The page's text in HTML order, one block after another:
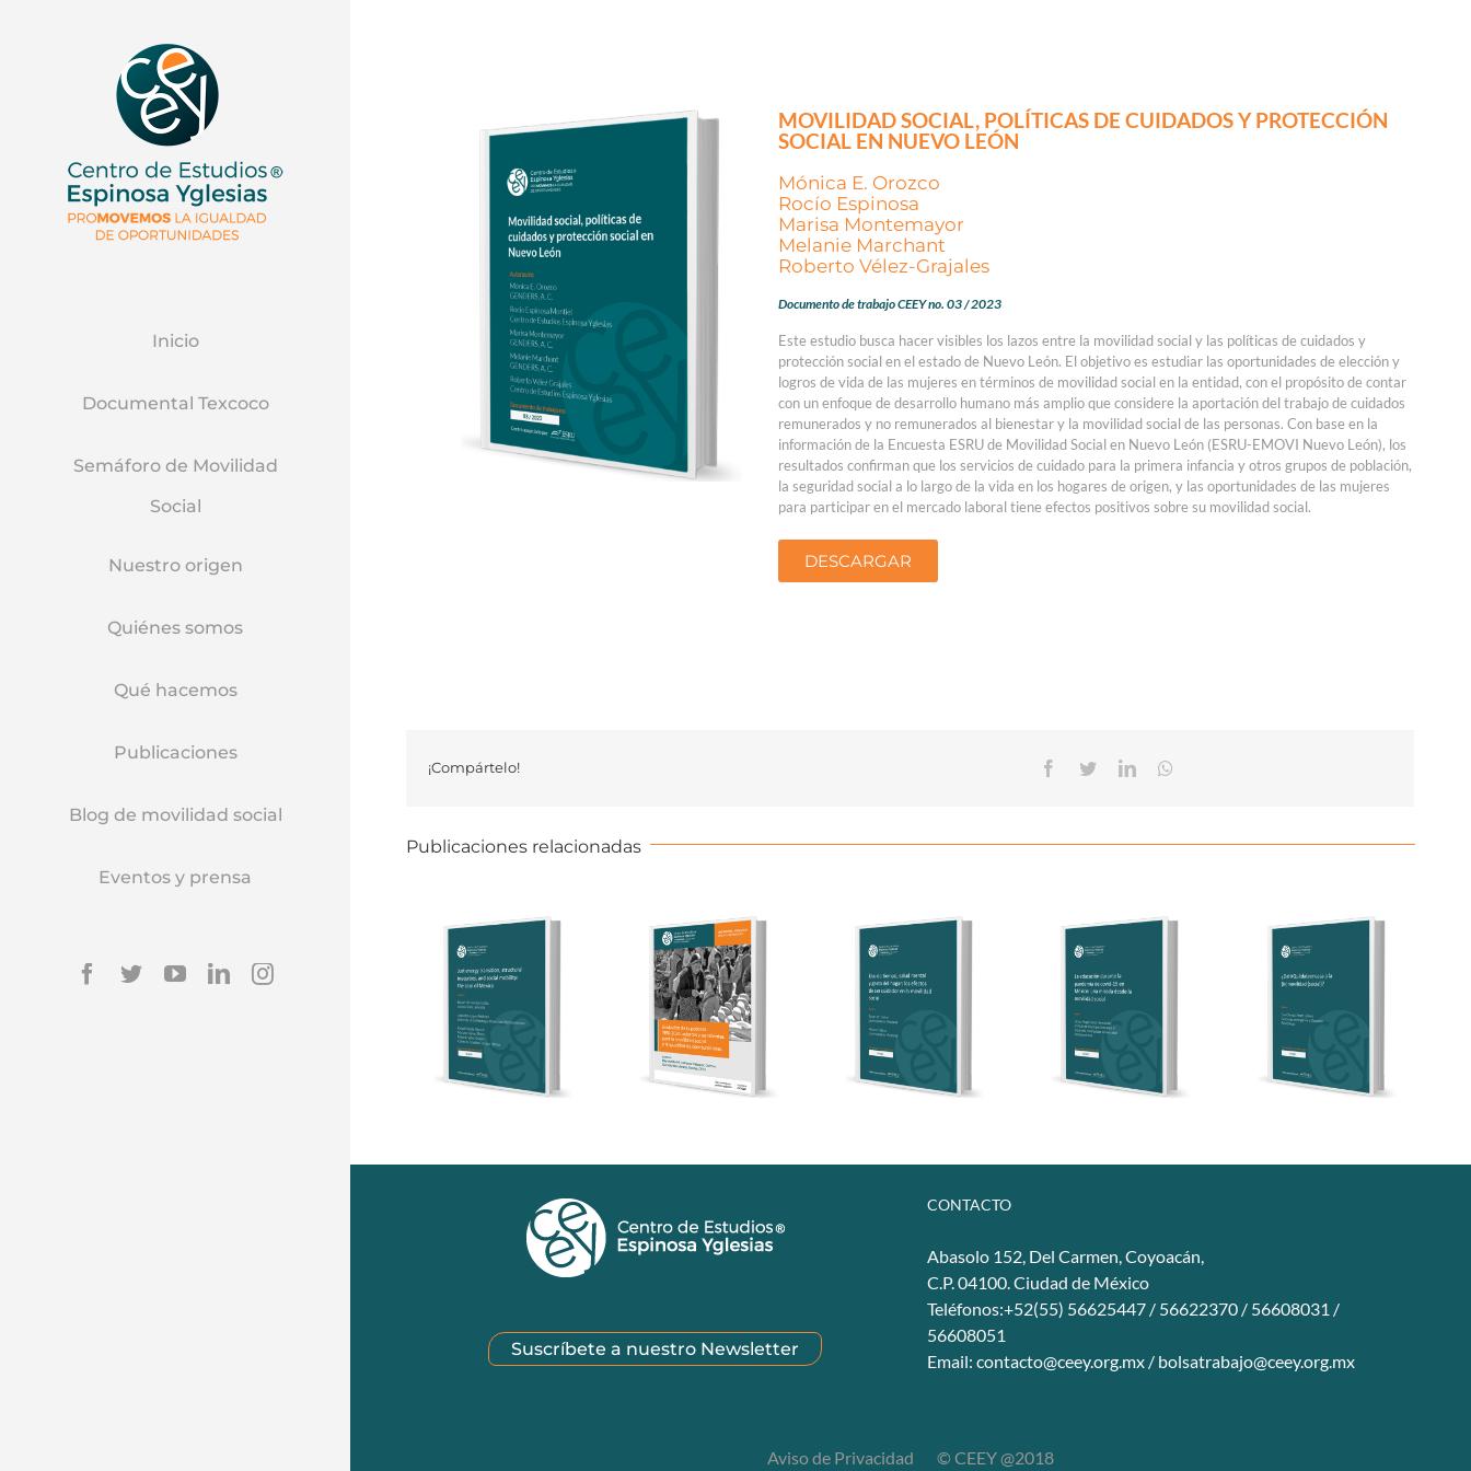
Inicio
Documental Texcoco
Semáforo de Movilidad
Social
Nuestro origen
Quiénes somos
Qué hacemos
Publicaciones
Blog de movilidad social
Eventos y prensa
MOVILIDAD SOCIAL, POLÍTICAS DE CUIDADOS Y PROTECCIÓN
SOCIAL EN NUEVO LEÓN
Mónica E. Orozco
Rocío Espinosa
Marisa Montemayor
Melanie Marchant
Roberto Vélez-Grajales
Documento de trabajo CEEY no. 03 / 2023
Este estudio busca hacer visibles los lazos entre la movilidad social y las políticas de cuidados y
protección social en el estado de Nuevo León. El objetivo es estudiar las oportunidades de elección y
logros de vida de las mujeres en términos de movilidad social en la entidad, con el propósito de contar
con un enfoque de desarrollo humano más amplio que considere la aportación del trabajo de cuidados
remunerados y no remunerados al bienestar y la movilidad social de las personas. Con base en la
información de la Encuesta ESRU de Movilidad Social en Nuevo León (ESRU-EMOVI Nuevo León), los
resultados confirman que los servicios de cuidado para la primera infancia y otros grupos de población,
la seguridad social a lo largo de la vida en los hogares de origen, y las oportunidades de las mujeres
para participar en el mercado laboral tiene efectos positivos sobre su movilidad social.
DESCARGAR
¡Compártelo!
Publicaciones relacionadas
Suscríbete a nuestro Newsletter
CONTACTO
Abasolo 152, Del Carmen, Coyoacán,
C.P. 04100. Ciudad de México
Teléfonos:+52(55) 56625447 / 56622370 / 56608031 /
56608051
Email: contacto@ceey.org.mx / bolsatrabajo@ceey.org.mx
Aviso de Privacidad © CEEY @2018